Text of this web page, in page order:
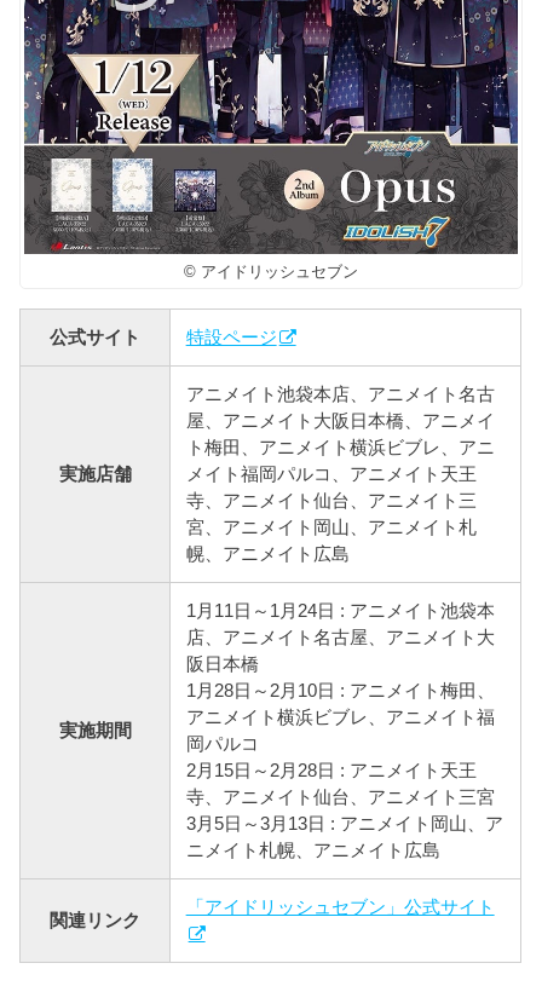
© アイドリッシュセブン
公式サイト 特設ページ
実施店舗
アニメイト池袋本店、アニメイト名古
屋、アニメイト大阪日本橋、アニメイ
ト梅田、アニメイト横浜ビブレ、アニ
メイト福岡パルコ、アニメイト天王
寺、アニメイト仙台、アニメイト三
宮、アニメイト岡山、アニメイト札
幌、アニメイト広島
実施期間
1月11日～1月24日 : アニメイト池袋本
店、アニメイト名古屋、アニメイト大
阪日本橋
1月28日～2月10日 : アニメイト梅田、
アニメイト横浜ビブレ、アニメイト福
岡パルコ
2月15日～2月28日 : アニメイト天王
寺、アニメイト仙台、アニメイト三宮
3月5日～3月13日 : アニメイト岡山、ア
ニメイト札幌、アニメイト広島
関連リンク
「アイドリッシュセブン」公式サイト